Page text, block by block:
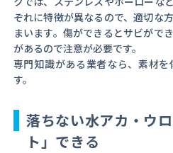
ぞれに特徴が異なるので、適切な
まいます。傷ができるとサビがで
があるので注意が必要です。
専門知識がある業者なら、素材
す。
落ちない水アカ・ウ
ト」できる